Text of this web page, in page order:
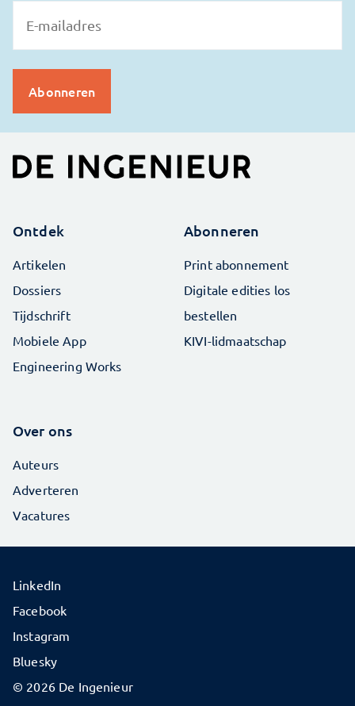
Ontdek
Artikelen
Dossiers
Tijdschrift
Mobiele App
Engineering Works
Abonneren
Print abonnement
Digitale edities los
bestellen
KIVI-lidmaatschap
Over ons
Auteurs
Adverteren
Vacatures
© 2026 De Ingenieur
LinkedIn
Facebook
Instagram
Bluesky